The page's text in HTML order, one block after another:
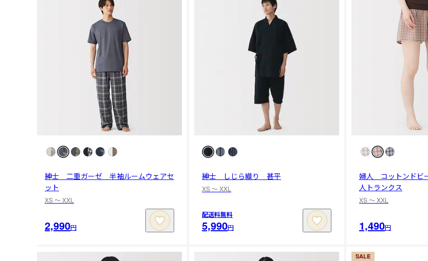
紳士 二重ガーゼ 半袖ルームウェアセ
ット
XS 〜 XXL
2,990円
紳士 しじら織り 甚平
XS 〜 XXL
配送料無料
5,990円
婦人 コットンドビ
人トランクス
XS 〜 XXL
1,490円
SALE